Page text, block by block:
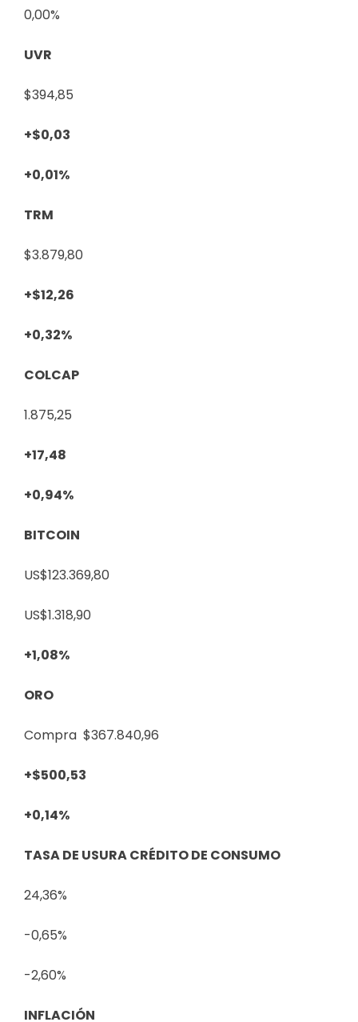
0,00%
UVR
$394,85
+$0,03
+0,01%
TRM
$3.879,80
+$12,26
+0,32%
COLCAP
1.875,25
+17,48
+0,94%
BITCOIN
US$123.369,80
US$1.318,90
+1,08%
ORO
Compra $367.840,96
+$500,53
+0,14%
TASA DE USURA CRÉDITO DE CONSUMO
24,36%
-0,65%
-2,60%
INFLACIÓN